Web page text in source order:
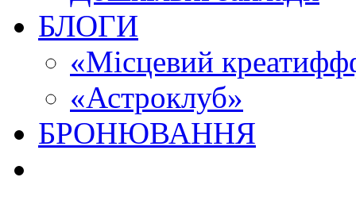
БЛОГИ
«Місцевий
«Астроклуб»
БРОНЮВАННЯ